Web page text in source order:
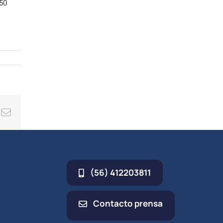
Correo
(56) 412203811
Contacto prensa